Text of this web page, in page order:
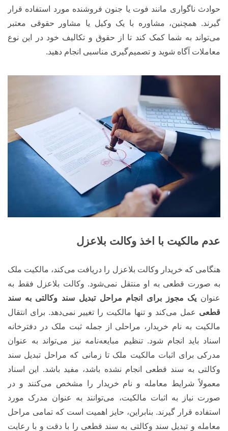
حوادث ناگواری مانند فوت یا جنون فروشنده مورد استفاده قرار
گیرند. همچنین، مشاوره با یک وکیل یا مشاور حقوقی معتبر
می‌تواند به شما کمک کند تا از حقوق و تکالیف خود در این نوع
معاملات آگاه شوید و تصمیم‌گیری مناسبی انجام دهید.
عدم مالکیت با اخذ وکالت بلاعزل
هنگامی که خریدار وکالت بلاعزل را دریافت می‌کند، مالکیت ملک
به صورت قطعی به او منتقل نمی‌شود. وکالت بلاعزل فقط به
عنوان یک مجوز برای انجام مراحل تبدیل سند وکالتی به سند
قطعی عمل می‌کند و تنها مالکیت را تغییر نمی‌دهد. برای انتقال
مالکیت به نام خریدار، مراحلی از جمله ثبت ملک در دفترخانه
اسناد باید انجام شود. تنظیم مبایعه‌نامه نیز می‌تواند به عنوان
مدرکی برای اثبات مالکیت ملک تا زمانی که مراحل تبدیل سند
وکالتی به سند قطعی انجام نشده باشد، مفید باشد. این اسناد
معمولاً شرایط معامله و نام خریدار را مشخص می‌کنند و در
صورت نیاز به اثبات مالکیت، می‌توانند به عنوان مدرک مورد
استفاده قرار گیرند. بنابراین، حایز اهمیت است که تمامی مراحل
معامله و تبدیل سند وکالتی به سند قطعی را با دقت و با رعایت